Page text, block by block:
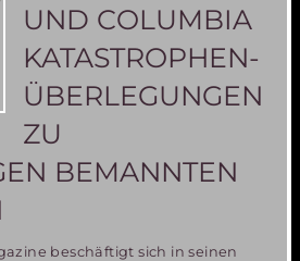
UND COLUMBIA
KATASTROPHEN-
ÜBERLEGUNGEN
ZU
BEMANNTEN
beschäftigt sich in seinen